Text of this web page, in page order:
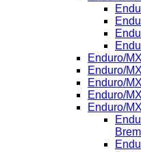
Enduro/
Enduro/
Enduro/
Enduro/
Enduro/